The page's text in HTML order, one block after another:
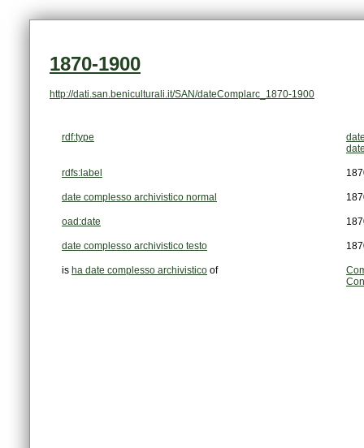
1870-1900
http://dati.san.beniculturali.it/SAN/dateComplarc_1870-1900
rdf:type
rdfs:label
date complesso archivistico normal
oad:date
date complesso archivistico testo
is ha date complesso archivistico of